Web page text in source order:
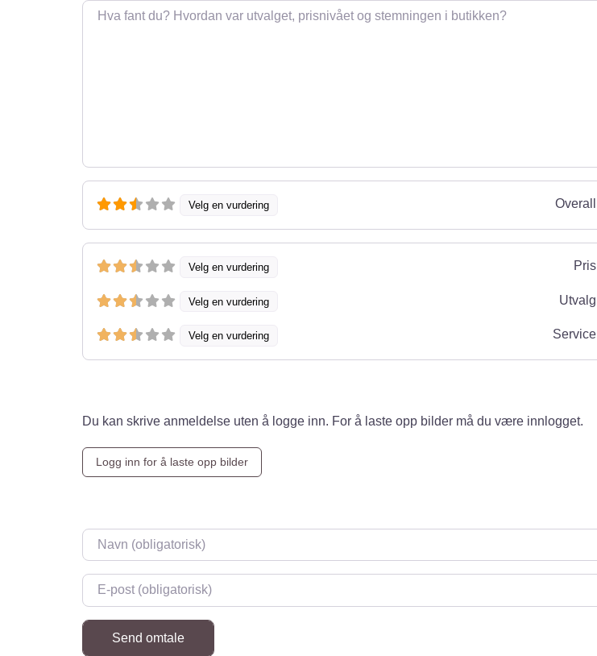
Omtale
Velg en vurdering Overall
Velg en vurdering Pris
Velg en vurdering Utvalg
Velg en vurdering Service
Du kan skrive anmeldelse uten å logge inn. For å laste opp bilder må du være innlogget.
Logg inn for å laste opp bilder
Navn
E-post